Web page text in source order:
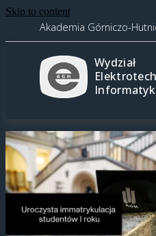
Skip to content
Akademia Górniczo-
Wydział